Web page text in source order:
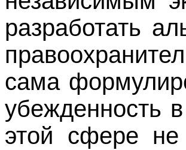
разработать
сама
убежденность
этой сфере